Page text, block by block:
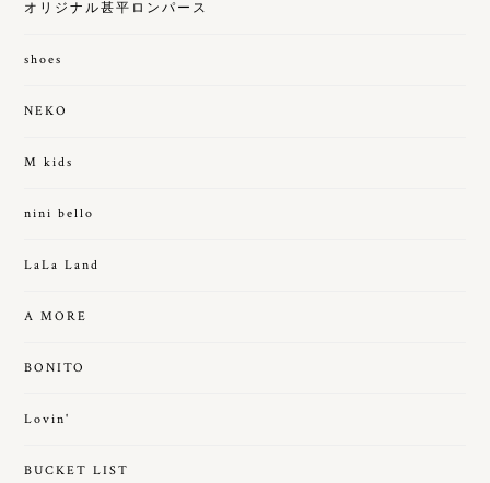
オリジナル甚平ロンパース
shoes
NEKO
M kids
nini bello
LaLa Land
A MORE
BONITO
Lovin'
BUCKET LIST